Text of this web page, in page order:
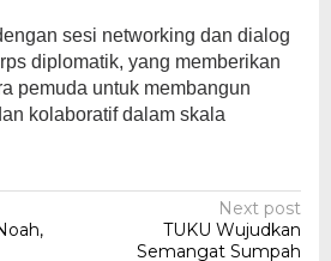
sesi networking dan dialog
diplomatik, yang memberikan
pemuda untuk membangun
kolaboratif dalam skala
Next post
TUKU Wujudkan
Semangat Sumpah